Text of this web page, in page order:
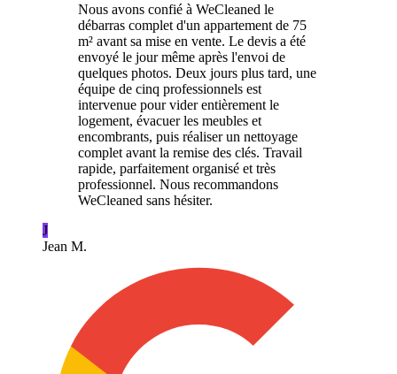
Nous avons confié à WeCleaned le
débarras complet d'un appartement de 75
m² avant sa mise en vente. Le devis a été
envoyé le jour même après l'envoi de
quelques photos. Deux jours plus tard, une
équipe de cinq professionnels est
intervenue pour vider entièrement le
logement, évacuer les meubles et
encombrants, puis réaliser un nettoyage
complet avant la remise des clés. Travail
rapide, parfaitement organisé et très
professionnel. Nous recommandons
WeCleaned sans hésiter.
J
Jean M.